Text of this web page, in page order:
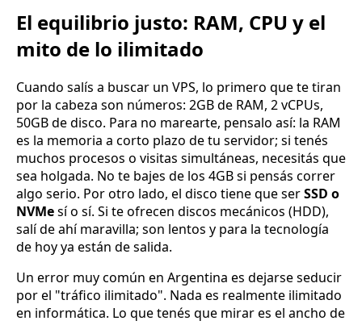
El equilibrio justo: RAM, CPU y el
mito de lo ilimitado
Cuando salís a buscar un VPS, lo primero que te tiran
por la cabeza son números: 2GB de RAM, 2 vCPUs,
50GB de disco. Para no marearte, pensalo así: la RAM
es la memoria a corto plazo de tu servidor; si tenés
muchos procesos o visitas simultáneas, necesitás que
sea holgada. No te bajes de los 4GB si pensás correr
algo serio. Por otro lado, el disco tiene que serSSD o
NVMesí o sí. Si te ofrecen discos mecánicos (HDD),
salí de ahí maravilla; son lentos y para la tecnología
de hoy ya están de salida.
Un error muy común en Argentina es dejarse seducir
por el "tráfico ilimitado". Nada es realmente ilimitado
en informática. Lo que tenés que mirar es el ancho de